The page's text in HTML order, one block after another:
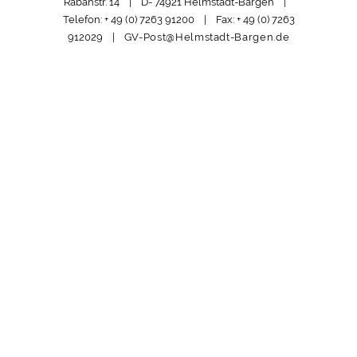
Telefon: + 49 (0) 7263 91200 | Fax: + 49 (0) 7263
912029 | GV-Post@Helmstadt-Bargen.de